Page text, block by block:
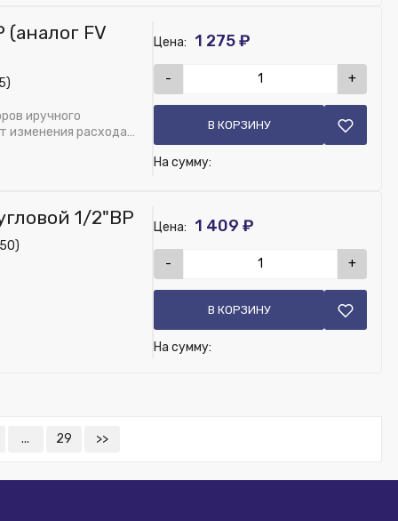
FV
иручного
изменения расхода
Цена: 1 275 ₽
- +
В КОРЗИНУ
На сумму:
1/2"ВР Цена: 1 409 ₽
- +
В КОРЗИНУ
На сумму:
... 29 >>